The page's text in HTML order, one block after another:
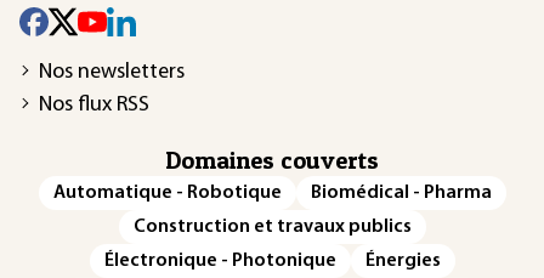
Nos newsletters
Nos flux RSS
Domaines couverts
Automatique - Robotique
Biomédical - Pharma
Construction et travaux publics
Électronique - Photonique
Énergies